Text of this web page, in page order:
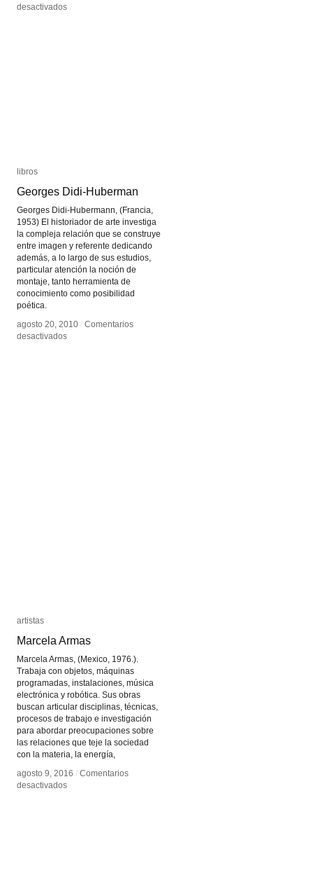
desactivadosen
desactivadosen
libros
Georges Didi-Huberman
Georges Didi-Hubermann, (Francia,
1953) El historiador de arte investiga
la compleja relación que se construye
entre imagen y referente dedicando
además, a lo largo de sus estudios,
particular atención la noción de
montaje, tanto herramienta de
conocimiento como posibilidad
poética.
agosto 20, 2010 / Comentarios
desactivadosen
libros
Georges Didi-Huberman
agosto 20, 2010 / Comentarios
desactivadosen
artistas
Marcela Armas
Marcela Armas, (Mexico, 1976.).
Trabaja con objetos, máquinas
programadas, instalaciones, música
electrónica y robótica. Sus obras
buscan articular disciplinas, técnicas,
procesos de trabajo e investigación
para abordar preocupaciones sobre
las relaciones que teje la sociedad
con la materia, la energía,
agosto 9, 2016 / Comentarios
desactivadosen
artistas
Marcela Armas
agosto 9, 2016 / Comentarios
desactivadosen